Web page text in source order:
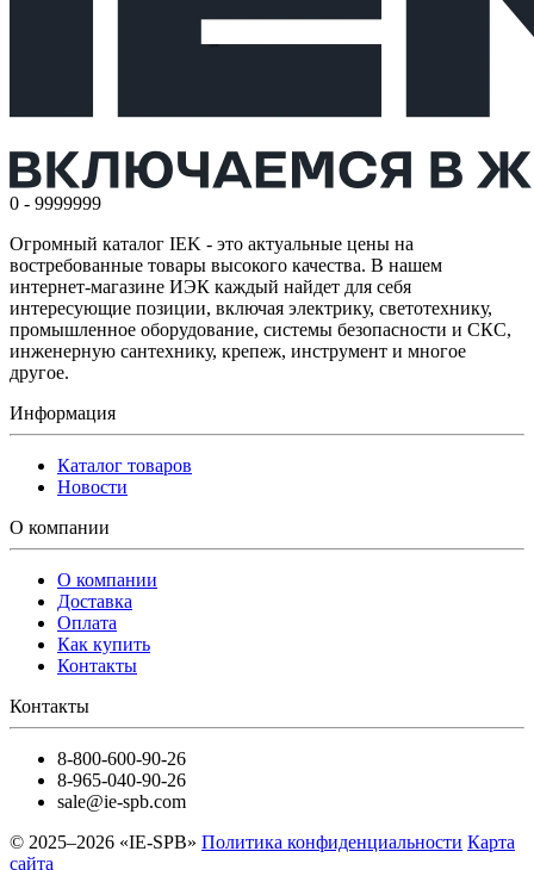
0 - 9999999
Огромный каталог IEK - это актуальные цены на
востребованные товары высокого качества. В нашем
интернет-магазине ИЭК каждый найдет для себя
интересующие позиции, включая электрику, светотехнику,
промышленное оборудование, системы безопасности и СКС,
инженерную сантехнику, крепеж, инструмент и многое
другое.
Информация
Каталог товаров
Новости
О компании
О компании
Доставка
Оплата
Как купить
Контакты
Контакты
8-800-600-90-26
8-965-040-90-26
sale@ie-spb.com
© 2025–2026 «IE-SPB» Политика конфиденциальности Карта
сайта